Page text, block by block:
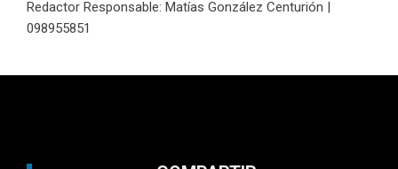
Redactor Responsable: Matías González Centurión |
098955851